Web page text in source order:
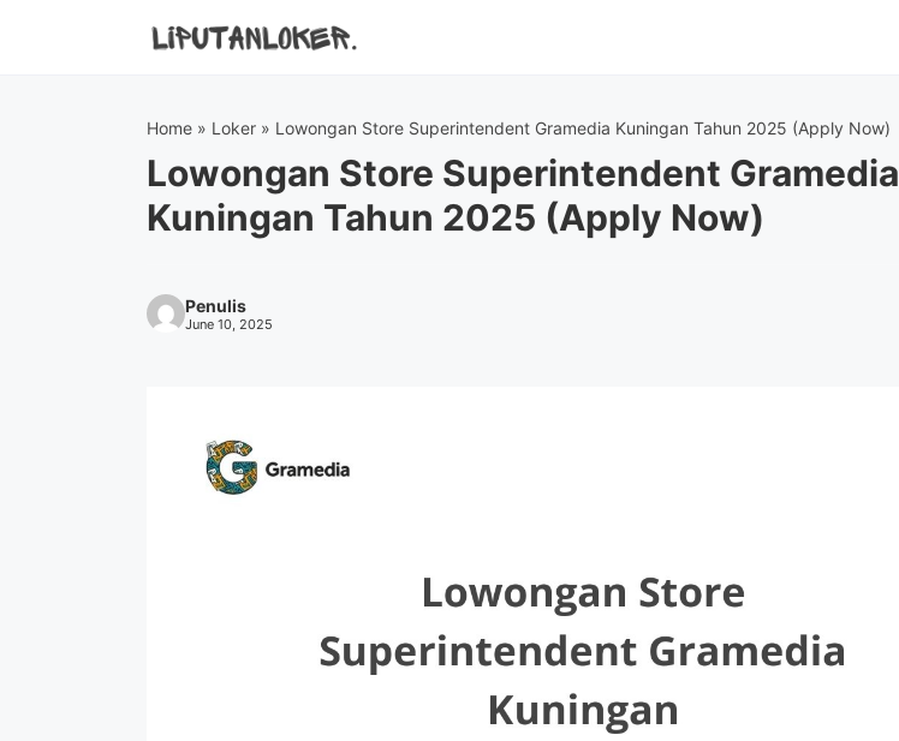
Home » Loker » Lowongan Store Superintendent Gramedia Kuningan Tahun 2025 (Apply Now)
Lowongan Store Superintendent Gramedia
Kuningan Tahun 2025 (Apply Now)
Penulis
June 10, 2025